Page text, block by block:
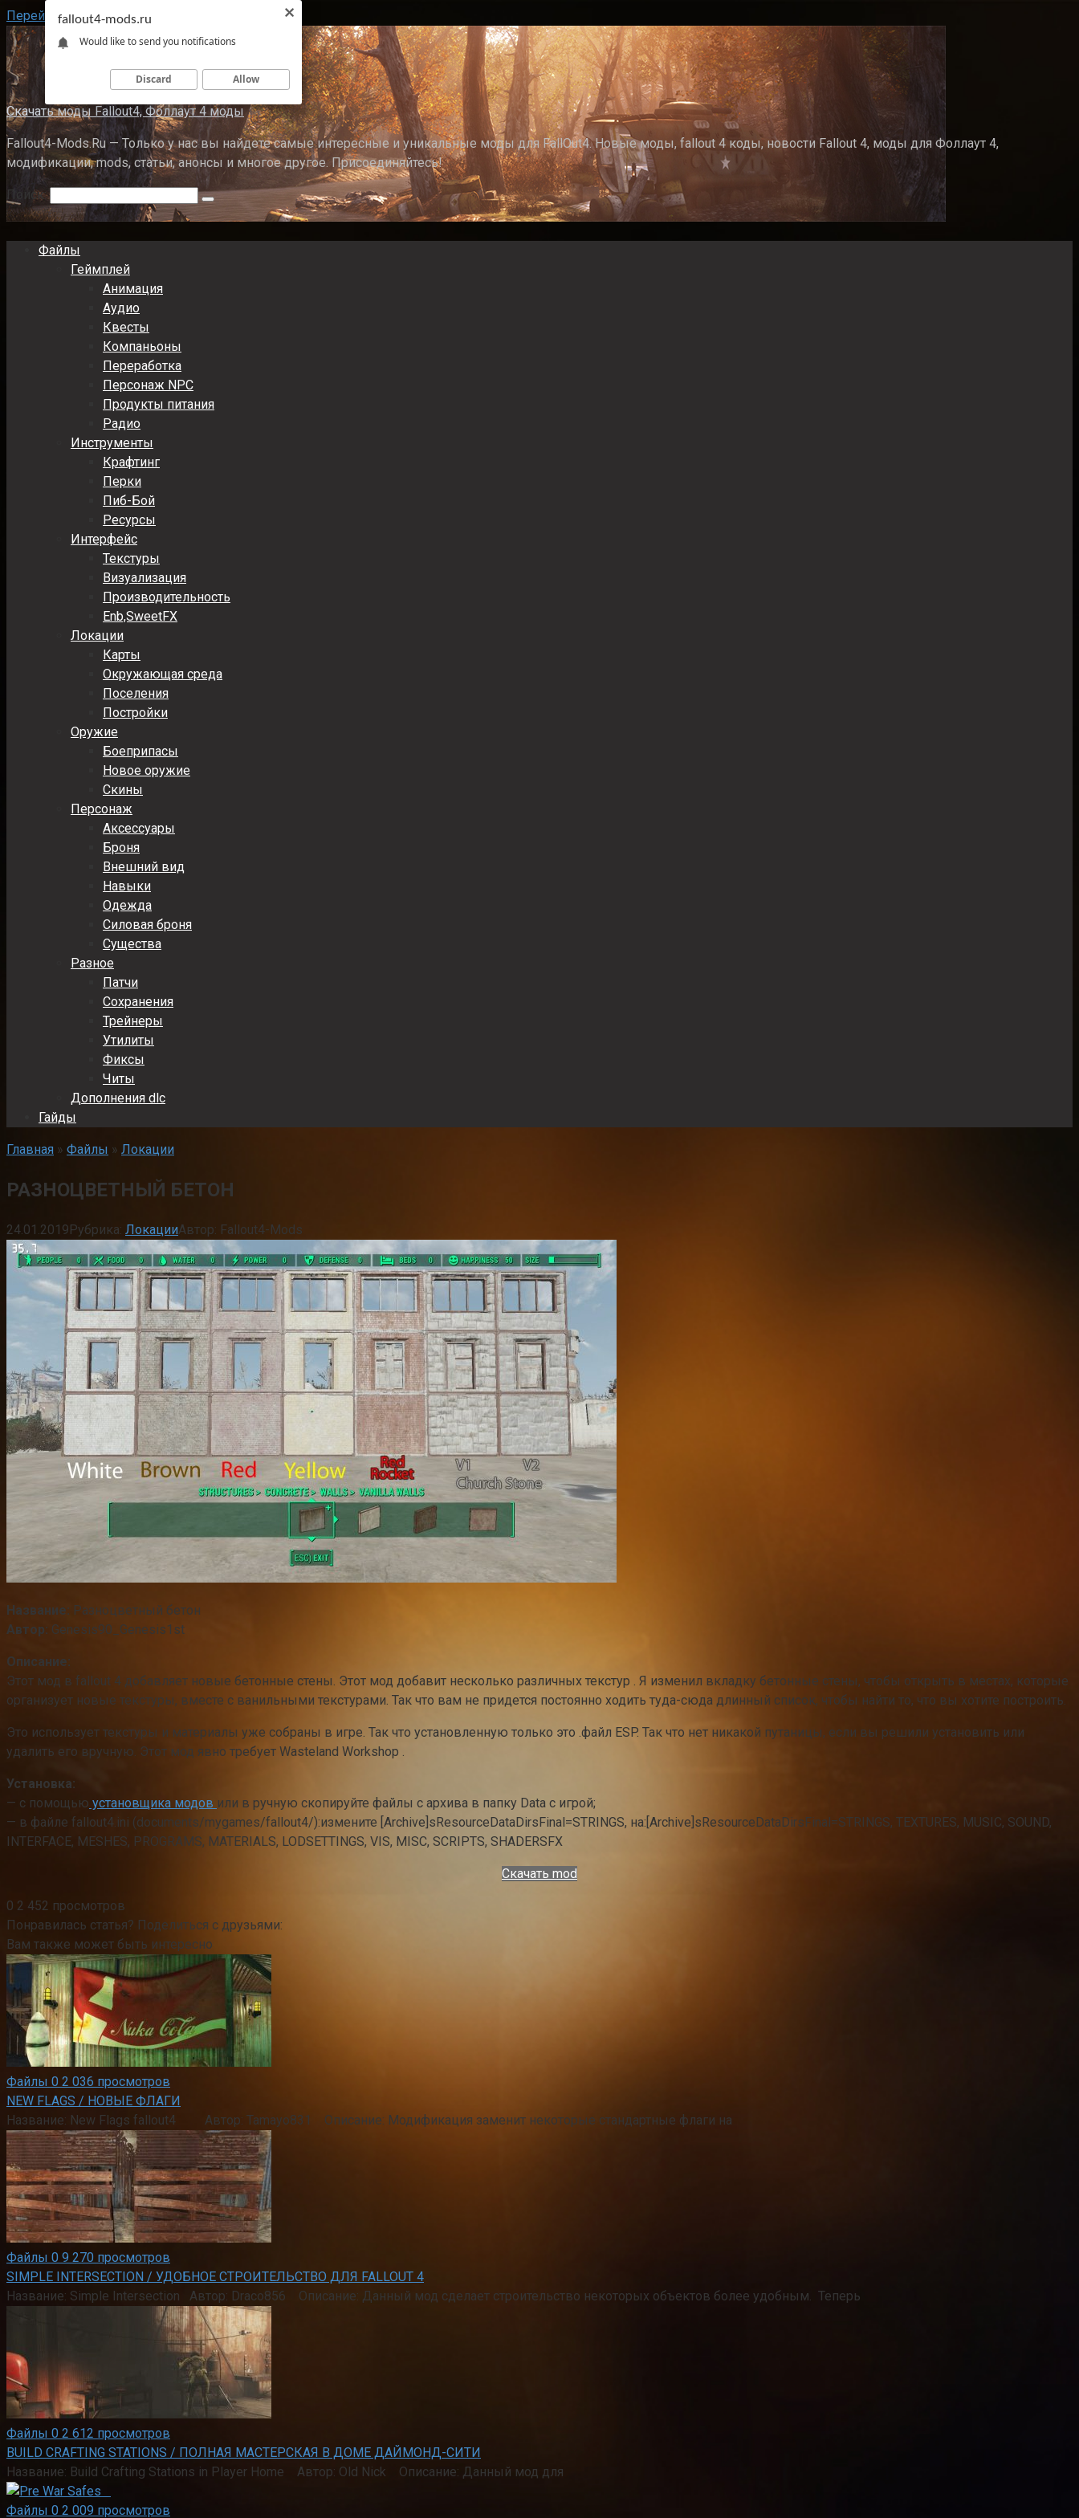
Перейти к контенту
Скачать моды Fallout4, Фоллаут 4 моды
Fallout4-Mods.Ru — Только у нас вы найдете самые интересные и уникальные моды для FallOut4. Новые моды, fallout 4 коды, новости Fallout 4, моды для Фоллаут 4,
модификации, mods, статьи, анонсы и многое другое. Присоединяйтесь!
Поиск:
Файлы
Геймплей
Анимация
Аудио
Квесты
Компаньоны
Переработка
Персонаж NPC
Продукты питания
Радио
Инструменты
Крафтинг
Перки
Пиб-Бой
Ресурсы
Интерфейс
Текстуры
Визуализация
Производительность
Enb,SweetFX
Локации
Карты
Окружающая среда
Поселения
Постройки
Оружие
Боеприпасы
Новое оружие
Скины
Персонаж
Аксессуары
Броня
Внешний вид
Навыки
Одежда
Силовая броня
Существа
Разное
Патчи
Сохранения
Трейнеры
Утилиты
Фиксы
Читы
Дополнения dlc
Гайды
Главная » Файлы » Локации
РАЗНОЦВЕТНЫЙ БЕТОН
24.01.2019Рубрика: ЛокацииАвтор: Fallout4-Mods
Название: Разноцветный бетон
Автор: Genesis90_Genesis1st
Описание:
Этот мод в fallout 4 добавляет новые бетонные стены. Этот мод добавит несколько различных текстур . Я изменил вкладку бетонные стены, чтобы открыть в местах, которые
организует новые текстуры, вместе с ванильными текстурами. Так что вам не придется постоянно ходить туда-сюда длинный список, чтобы найти то, что вы хотите построить.
Это использует текстуры и материалы уже собраны в игре. Так что установленную только это .файл ESP. Так что нет никакой путаницы, если вы решили установить или
удалить его вручную. Этот мод явно требует Wasteland Workshop .
Установка:
— с помощью установщика модов или в ручную скопируйте файлы с архива в папку Data с игрой;
— в файле fallout4.ini (documents/mygames/fallout4/):измените [Archive]sResourceDataDirsFinal=STRINGS, на:[Archive]sResourceDataDirsFinal=STRINGS, TEXTURES, MUSIC, SOUND,
INTERFACE, MESHES, PROGRAMS, MATERIALS, LODSETTINGS, VIS, MISC, SCRIPTS, SHADERSFX
Скачать mod
0 2 452 просмотров
Понравилась статья? Поделиться с друзьями:
Вам также может быть интересно
Файлы 0 2 036 просмотров
NEW FLAGS / НОВЫЕ ФЛАГИ
Название: New Flags fallout4 Автор: Tamayo831 Описание: Модификация заменит некоторые стандартные флаги на
Файлы 0 9 270 просмотров
SIMPLE INTERSECTION / УДОБНОЕ СТРОИТЕЛЬСТВО ДЛЯ FALLOUT 4
Название: Simple Intersection Автор: Draco856 Описание: Данный мод сделает строительство некоторых объектов более удобным. Теперь
Файлы 0 2 612 просмотров
BUILD CRAFTING STATIONS / ПОЛНАЯ МАСТЕРСКАЯ В ДОМЕ ДАЙМОНД-СИТИ
Название: Build Crafting Stations in Player Home Автор: Old Nick Описание: Данный мод для
Файлы 0 2 009 просмотров
fallout4-mods.ru
Would like to send you notifications
Discard Allow